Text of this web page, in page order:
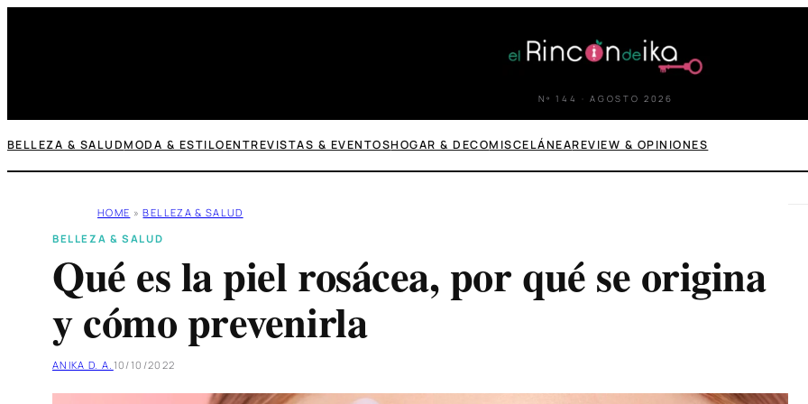
Nº 144 · AGOSTO 2026
BELLEZA & SALUDMODA & ESTILOENTREVISTAS & EVENTOSHOGAR & DECOMISCELÁNEAREVIEW & OPINIONES
HOME » BELLEZA & SALUD
BELLEZA & SALUD
Qué es la piel rosácea, por qué se origina
y cómo prevenirla
ANIKA D. A. 10/10/2022